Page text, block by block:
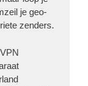
je geo-
zenders.